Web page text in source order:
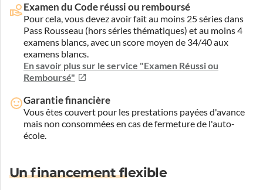
Examen du Code réussi ou remboursé
Pour cela, vous devez avoir fait au moins 25 séries dans
Pass Rousseau (hors séries thématiques) et au moins 4
examens blancs, avec un score moyen de 34/40 aux
examens blancs.
En savoir plus sur le service "Examen Réussi ou
Remboursé"
Garantie financière
Vous êtes couvert pour les prestations payées d'avance
mais non consommées en cas de fermeture de l'auto-
école.
Un financement flexible